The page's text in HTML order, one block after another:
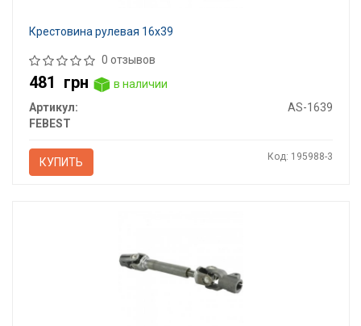
Крестовина рулевая 16x39
0 отзывов
481 грн
в наличии
Артикул:
AS-1639
FEBEST
КУПИТЬ Код: 195988-3